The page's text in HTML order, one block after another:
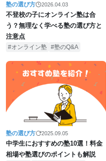
塾の選び方 2026.04.03
不登校の子にオンライン塾は合
う？無理なく学べる塾の選び方と
注意点
オンライン塾 塾のQ&A
塾の選び方 2025.09.05
中学生におすすめの塾10選！料金
相場や塾選びのポイントも解説